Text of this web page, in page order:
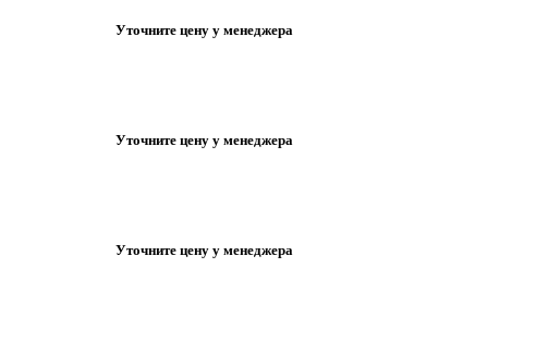
Уточните цену у менеджера
Уточните цену у менеджера
Уточните цену у менеджера